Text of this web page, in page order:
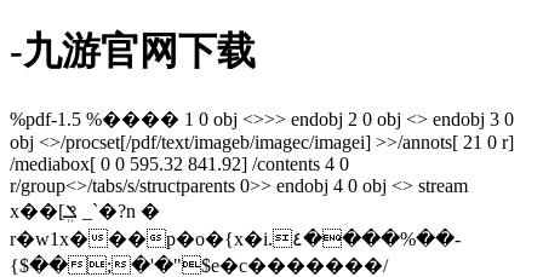
-九游官网下载
%pdf-1.5 %���� 1 0 obj <>>> endobj 2 0 obj <> endobj 3 0
obj <>/procset[/pdf/text/imageb/imagec/imagei] >>/annots[ 21 0 r]
/mediabox[ 0 0 595.32 841.92] /contents 4 0
r/group<>/tabs/s/structparents 0>> endobj 4 0 obj <> stream
x��[ݏܸ _`�?n �
r�w1x���p�o�{x�i.٤����%��-
{$��;�'�"$e�c�������/